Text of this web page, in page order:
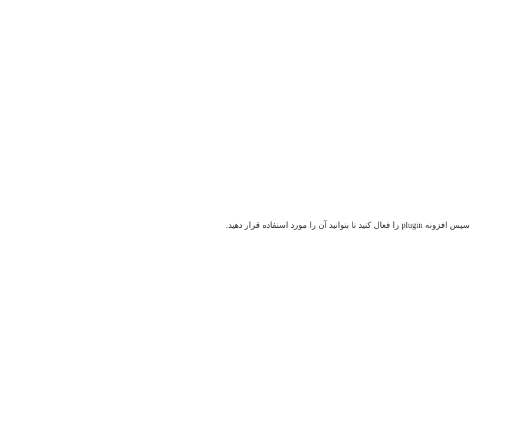
سپس افزونه plugin را فعال کنید تا بتوانید آن را مورد استفاده قرار دهید.